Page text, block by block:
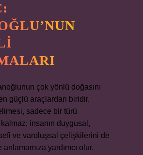
çok yönlü doğasını
güçlü araçlardan biridir.
sadece bir türü
insanın duygusal,
ve varoluşsal çelişkilerini de
yardımcı olur.